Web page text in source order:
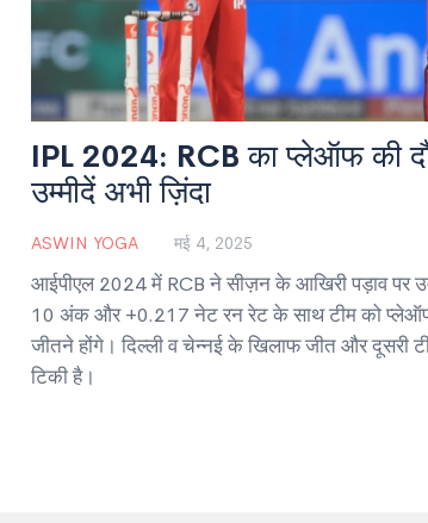
IPL 2024: RCB का प्लेऑफ की
उम्मीदें अभी ज़िंदा
ASWIN YOGA मई 4, 2025
आईपीएल 2024 में RCB ने सीज़न के आखिरी पड़ाव पर
10 अंक और +0.217 नेट रन रेट के साथ टीम को
जीतने होंगे। दिल्ली व चेन्नई के खिलाफ जीत और दूसरी
टिकी है।